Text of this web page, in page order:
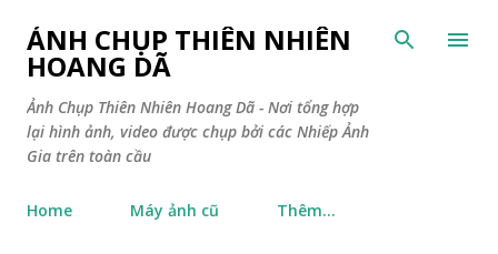
Chuyển đến nội dung chính
ẢNH CHỤP THIÊN NHIÊN
HOANG DÃ
Ảnh Chụp Thiên Nhiên Hoang Dã - Nơi tổng hợp
lại hình ảnh, video được chụp bởi các Nhiếp Ảnh
Gia trên toàn cầu
Home Máy ảnh cũ Thêm…